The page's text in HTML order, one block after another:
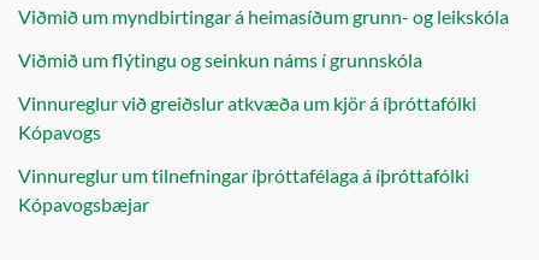
Viðmið um myndbirtingar á heimasíðum grunn- og leikskóla
Viðmið um flýtingu og seinkun náms í grunnskóla
Vinnureglur við greiðslur atkvæða um kjör á íþróttafólki
Kópavogs
Vinnureglur um tilnefningar íþróttafélaga á íþróttafólki
Kópavogsbæjar